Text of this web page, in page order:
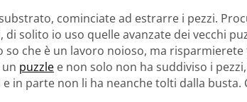
cominciate ad estrarre i pezzi.
di solito io uso quelle avanzate dei vecchi
so che è un lavoro noioso, ma
puzzle e non solo non ha suddiviso i
in parte non li ha neanche tolti dalla busta.